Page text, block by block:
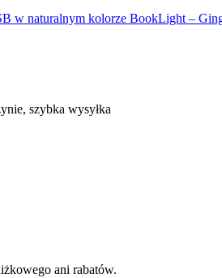
w naturalnym kolorze BookLight –
szybka wysyłka
ani rabatów.